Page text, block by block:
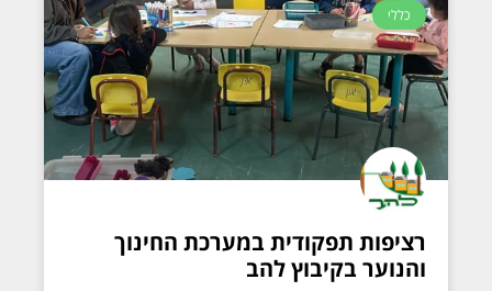
כללי
רציפות תפקודית במערכת החינוך
והנוער בקיבוץ להב